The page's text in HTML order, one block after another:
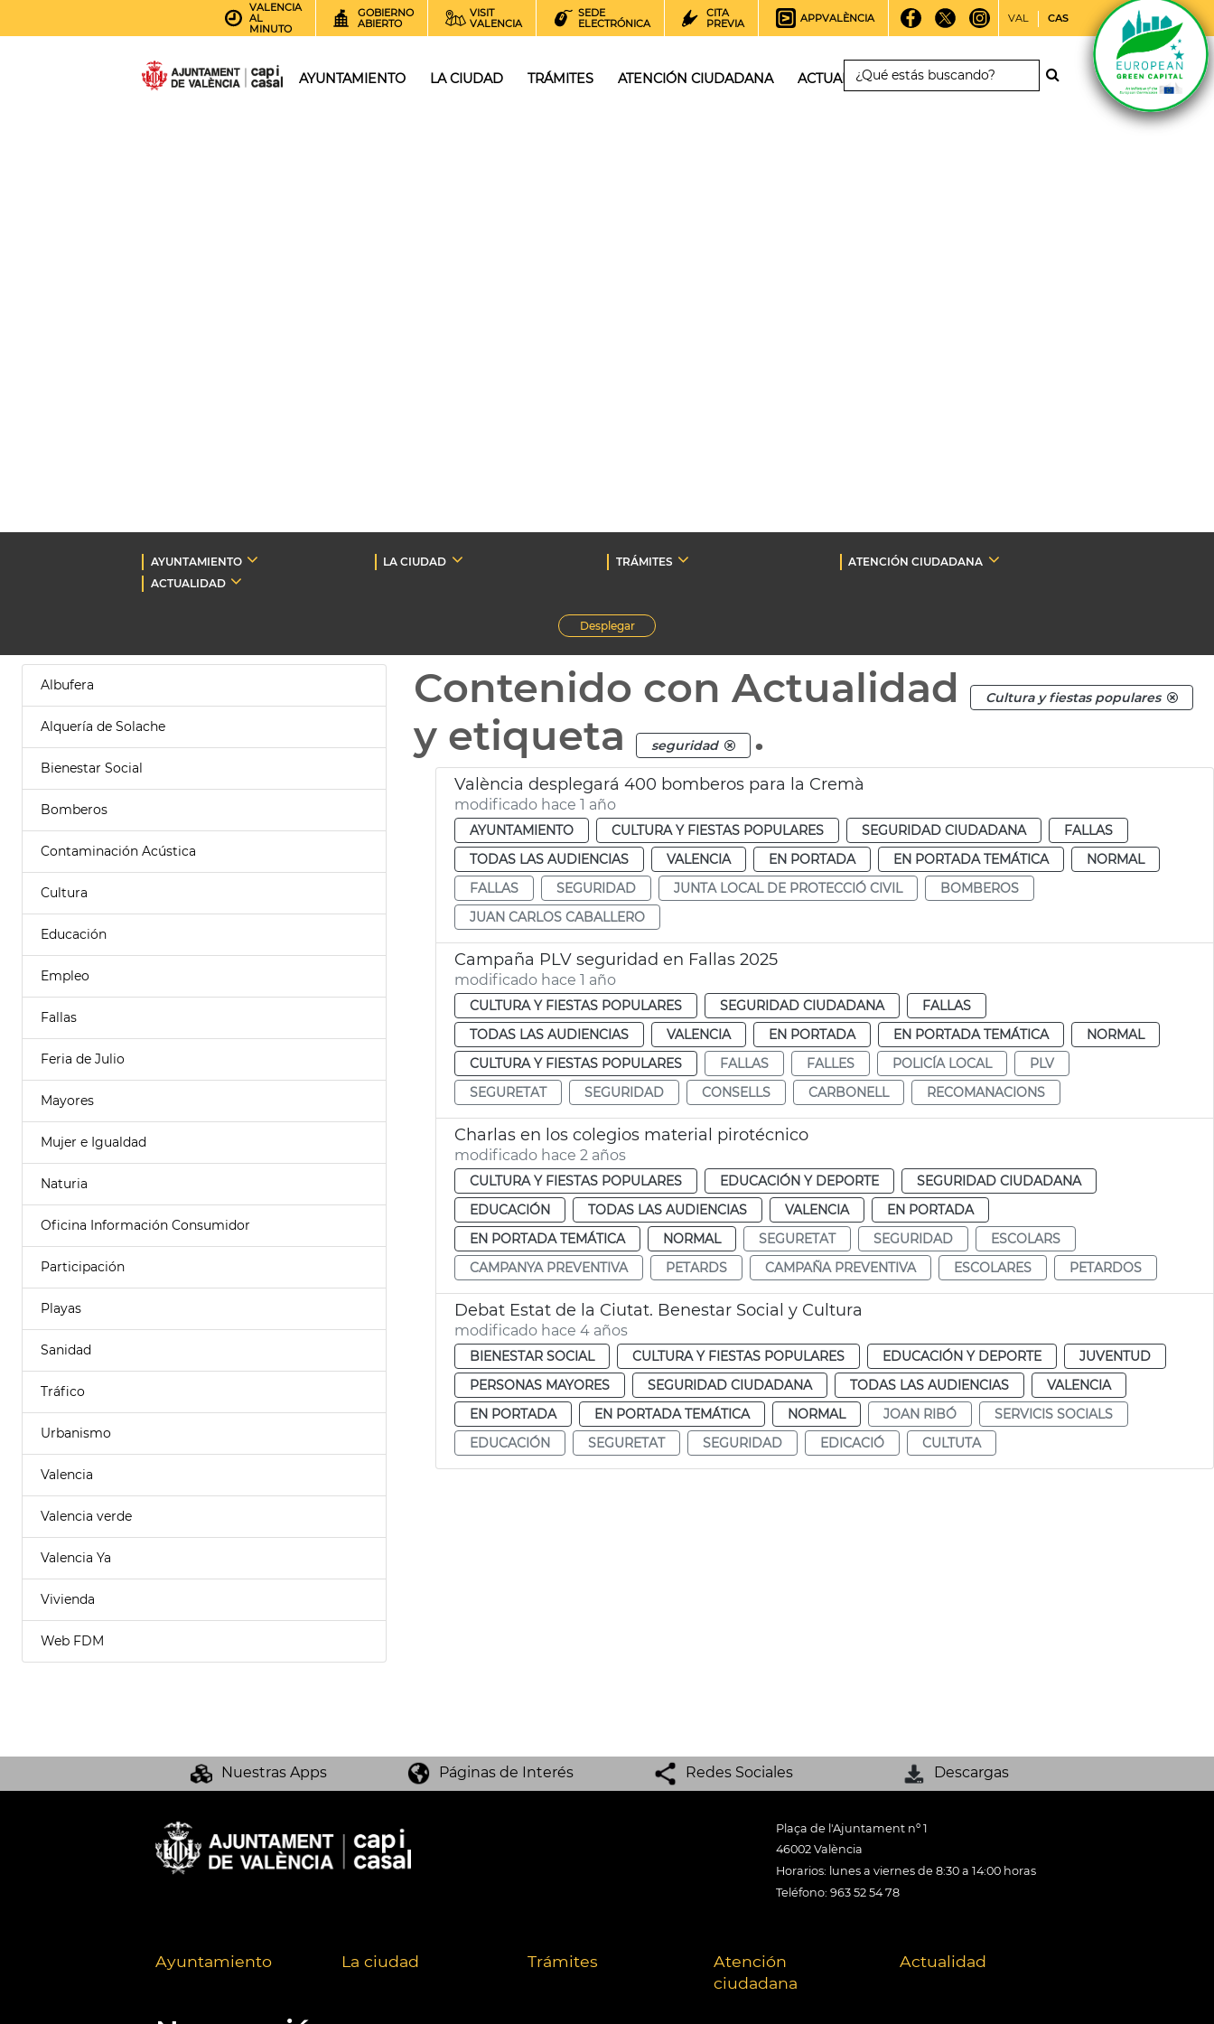
VALENCIA
AL
MINUTO
GOBIERNO
ABIERTO
VISIT
VALENCIA
SEDE
ELECTRÓNICA
CITA
PREVIA
APPVALÈNCIA VAL CAS
AYUNTAMIENTO LA CIUDAD TRÁMITES ATENCIÓN CIUDADANA ACTUALIDAD
AYUNTAMIENTO LA CIUDAD TRÁMITES
ATENCIÓN CIUDADANA
ACTUALIDAD
Desplegar
Albufera
Alquería de Solache
Bienestar Social
Bomberos
Contaminación Acústica
Cultura
Educación
Empleo
Fallas
Feria de Julio
Mayores
Mujer e Igualdad
Naturia
Oficina Información Consumidor
Participación
Playas
Sanidad
Tráfico
Urbanismo
Valencia
Valencia verde
Valencia Ya
Vivienda
Web FDM
Contenido con Actualidad Cultura y fiestas populares
y etiqueta seguridad .
València desplegará 400 bomberos para la Cremà
modificado hace 1 año
AYUNTAMIENTO CULTURA Y FIESTAS POPULARES SEGURIDAD CIUDADANA
FALLAS
TODAS LAS AUDIENCIAS
VALENCIA EN PORTADA EN PORTADA TEMÁTICA
NORMAL
FALLAS
SEGURIDAD JUNTA LOCAL DE PROTECCIÓ CIVIL
BOMBEROS
JUAN CARLOS CABALLERO
Campaña PLV seguridad en Fallas 2025
modificado hace 1 año
CULTURA Y FIESTAS POPULARES SEGURIDAD CIUDADANA
FALLAS
TODAS LAS AUDIENCIAS
VALENCIA EN PORTADA EN PORTADA TEMÁTICA
NORMAL
CULTURA Y FIESTAS POPULARES
FALLAS FALLES POLICÍA LOCAL
PLV
SEGURETAT
SEGURIDAD CONSELLS CARBONELL RECOMANACIONS
Charlas en los colegios material pirotécnico
modificado hace 2 años
CULTURA Y FIESTAS POPULARES EDUCACIÓN Y DEPORTE
SEGURIDAD CIUDADANA
EDUCACIÓN
TODAS LAS AUDIENCIAS VALENCIA
EN PORTADA
EN PORTADA TEMÁTICA
NORMAL SEGURETAT SEGURIDAD
ESCOLARS
CAMPANYA PREVENTIVA
PETARDS CAMPAÑA PREVENTIVA ESCOLARES PETARDOS
Debat Estat de la Ciutat. Benestar Social y Cultura
modificado hace 4 años
BIENESTAR SOCIAL CULTURA Y FIESTAS POPULARES EDUCACIÓN Y DEPORTE
JUVENTUD
PERSONAS MAYORES
SEGURIDAD CIUDADANA TODAS LAS AUDIENCIAS
VALENCIA
EN PORTADA
EN PORTADA TEMÁTICA NORMAL JOAN RIBÓ
SERVICIS SOCIALS
EDUCACIÓN
SEGURETAT SEGURIDAD EDICACIÓ CULTUTA
Nuestras Apps Páginas de Interés Redes Sociales Descargas
Plaça de l'Ajuntament nº 1
46002 València
Horarios: lunes a viernes de 8:30 a 14:00 horas
Teléfono: 963 52 54 78
Ayuntamiento La ciudad Trámites
Atención
ciudadana
Actualidad